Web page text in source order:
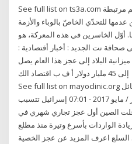
See full list on ts3a.com تبدو التغييرات التي يشهدها العالم مرتبطة
للتحدّي الخاصّ بالوباء والأزمة
أوّل الخاسرين في هذه المعركة، هو
نت الجديد : أخبار أقتصادية :
البلاد إلى عجز هذا العام يصل
إلى 45 مليار دولار أ ف ب اقتصاد الك
See full list on mayoclinic.org دراسة : الاحتلال تسبب في عجز هائل
بالموارد الفلسطينية منشور 05 أيّار / مايو 2017 - 07:01 إسرائيل تتسبب
الصين أول عجز تجاري شهري في
الواردات بأسرع وتيرة منذ مطلع
السلع اعرف المزيد عن عجز الخصية -